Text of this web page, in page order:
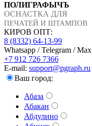
ПОЛИГРАФЫЧЪ
ОСНАСТКА ДЛЯ
ПЕЧАТЕЙ И ШТАМПОВ
КИРОВ ОПТ:
8 (8332) 64-13-99
Whatsapp / Telegram / Max
+7 912 726 7366
E-mail: support@pgraph.ru
Ваш город:
Абаза
Абакан
Абдулино